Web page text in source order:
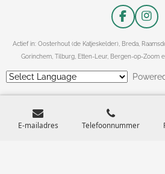
F
a
c
e
o
o
k
I
n
s
t
g
a
Actief in: Oosterhout (de Katjeskelder), Breda,
Gorinchem, Tilburg, Etten-Leur, Bergen-op-Zoom
E-mailadres Telefoonnummer